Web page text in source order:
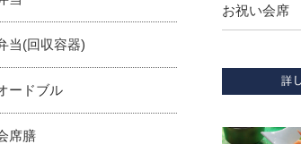
お祝い会席
当(回収容器)
ードブル
席膳